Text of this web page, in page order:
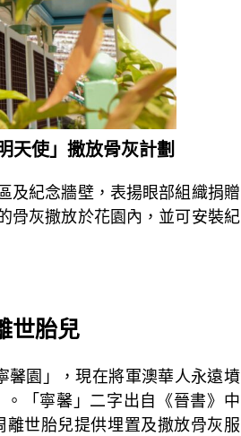
天使」撒放骨灰計劃
及紀念牆壁，表揚眼部組織捐贈
骨灰撒放於花園內，並可安裝紀
世胎兒
馨園」，現在將軍澳華人永遠墳
「寧馨」二字出自《晉書》中
離世胎兒提供埋置及撒放骨灰服